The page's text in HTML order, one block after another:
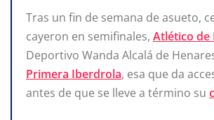
Tras un fin de semana de asueto,
cayeron en semifinales, Atlético de
Deportivo Wanda Alcalá de
Primera Iberdrola, esa que da
antes de que se lleve a término su